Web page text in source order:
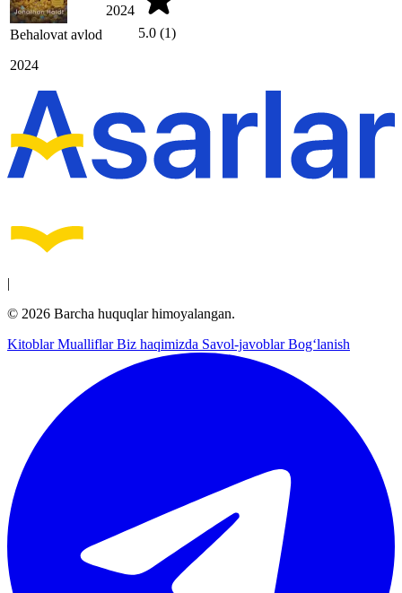
Behalovat avlod
2024
2024
5.0 (1)
|
© 2026 Barcha huquqlar himoyalangan.
KitoblarMualliflarBiz haqimizda Savol-javoblarBog‘lanish